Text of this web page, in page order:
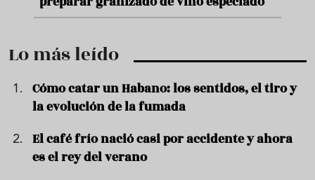
Lo más leído
Cómo catar un Habano: los sentidos, el tiro y
la evolución de la fumada
El café frío nació casi por accidente y ahora
es el rey del verano